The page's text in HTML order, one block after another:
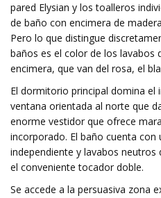
pared Elysian y los toalleros
de baño con encimera de
Pero lo que distingue
baños es el color de los lavabos
encimera, que van del rosa, el
El dormitorio principal domina el
ventana orientada al norte que
enorme vestidor que ofrece
incorporado. El baño cuenta con
independiente y lavabos neutros
el conveniente tocador doble.
Se accede a la persuasiva zona